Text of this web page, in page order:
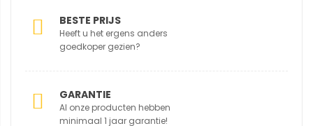
BESTE PRIJS
Heeft u het ergens anders
goedkoper gezien?
GARANTIE
Al onze producten hebben
minimaal 1 jaar garantie!